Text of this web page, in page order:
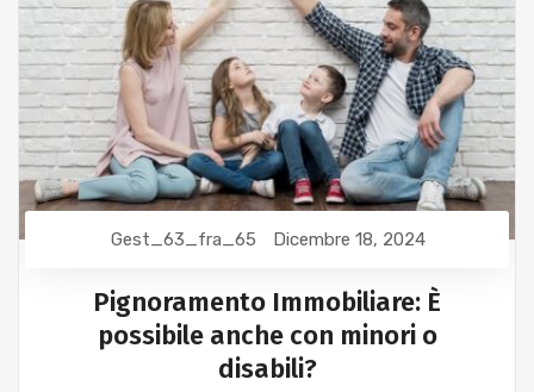
Gest_63_fra_65 Dicembre 18, 2024
Pignoramento Immobiliare: È
possibile anche con minori o
disabili?